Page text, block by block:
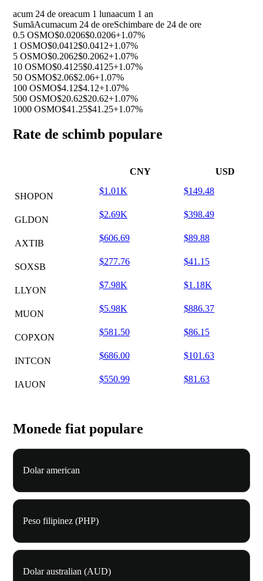
acum 24 de oreacum 1 lunaacum 1 an
SumăAcumacum 24 de oreSchimbare de 24 de ore
0.5 OSMO$0.0206$0.0206+1.07%
1 OSMO$0.0412$0.0412+1.07%
5 OSMO$0.2062$0.2062+1.07%
10 OSMO$0.4125$0.4125+1.07%
50 OSMO$2.06$2.06+1.07%
100 OSMO$4.12$4.12+1.07%
500 OSMO$20.62$20.62+1.07%
1000 OSMO$41.25$41.25+1.07%
Rate de schimb populare
CNY USD
SHOPON
$1.01K $149.48
GLDON
$2.69K $398.49
AXTIB
$606.69 $89.88
SOXSB
$277.76 $41.15
LLYON
$7.98K $1.18K
MUON
$5.98K $886.37
COPXON
$581.50 $86.15
INTCON
$686.00 $101.63
IAUON
$550.99 $81.63
Monede fiat populare
Dolar american
Peso filipinez (PHP)
Dolar australian (AUD)